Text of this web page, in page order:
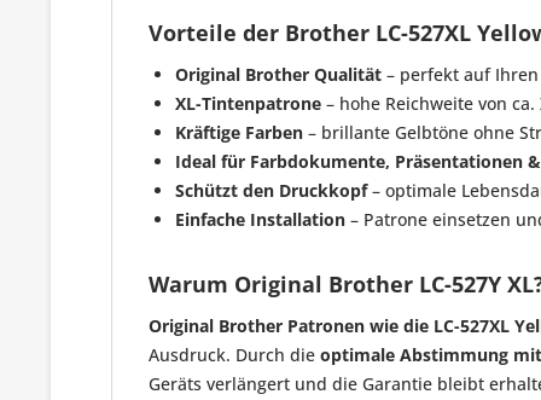
Vorteile der Brother LC-527XL
Original Brother Qualität – perfekt auf
XL-Tintenpatrone – hohe Reichweite von ca.
Kräftige Farben – brillante Gelbtöne ohne
Ideal für Farbdokumente, Präsentationen
Schützt den Druckkopf– optimale
Einfache Installation – Patrone einsetzen
Warum Original Brother LC-527Y
Original Brother Patronen wie die LC-527XL
Ausdruck. Durch die optimale Abstimmung
Geräts verlängert und die Garantie bleibt